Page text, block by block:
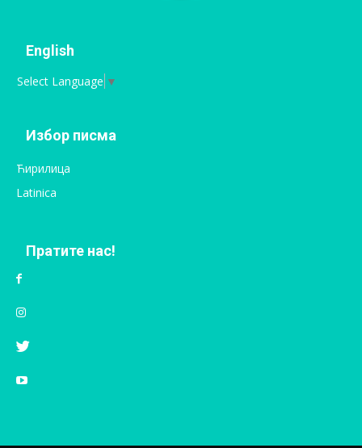
English
Select Language ▼
Избор писма
Ћирилица
Latinica
Пратите нас!